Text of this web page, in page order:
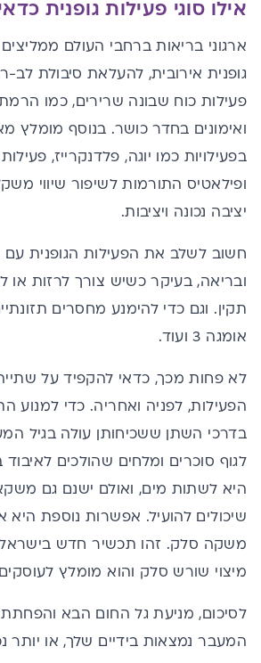
אילו סוגי פעילות גופנית
ארגוני בריאות ברחבי העולם
גופנית אירובית, להעלאת סיבולת
פעילות כוח שבונה שרירים, כמו
ואימונים בחדר כושר. בנוסף מומלץ
בפעילויות כמו יוגה, פלדנקרייז,
ופילאטיס התורמות לשיפור שיווי
יציבה נכונה ויציבות.
חשוב לשלב את הפעילות הגופנית עם
ובריאה, בעיקר כשיש צורך לרזות
תקין. וגם כדי להימנע מחסרים
אומגה 3 ועוד.
לא פחות מכך, כדאי להקפיד על
הפעילות, לפניה ואחריה. כדי למנוע
בדרכי השתן ששכיחותן עולה בגיל
לגוף סוכרים ומלחים שהולכים
היא לשתות מים, ואולם ישנם גם
שיכולים להועיל. אפשרות נוספת
משקה סלק. זהו תכשיר חדש
מיצוי שורש סלק והוא מומלץ
לסיכום, מניעת גל החום הבא והפחתת
המעבר נמצאות בידיים שלך, או יותר